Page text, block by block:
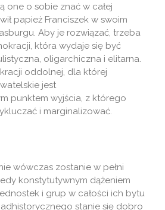
one o sobie znać w całej
papież Franciszek w swoim
Aby je rozwiązać, trzeba
która wydaje się być
oligarchiczna i elitarna.
oddolnej, dla której
jest
punktem wyjścia, z którego
i marginalizować.
wówczas zostanie w pełni
konstytutywnym dążeniem
i grup w całości ich bytu
stanie się dobro